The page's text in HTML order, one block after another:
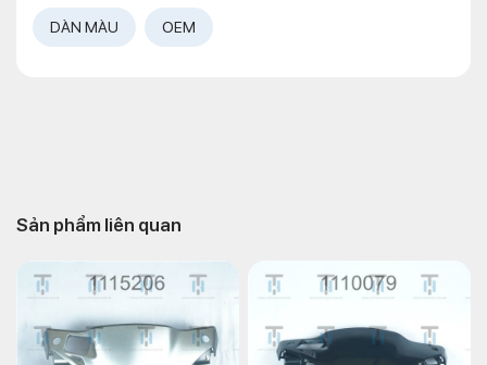
DÀN MÀU OEM
Sản phẩm liên quan